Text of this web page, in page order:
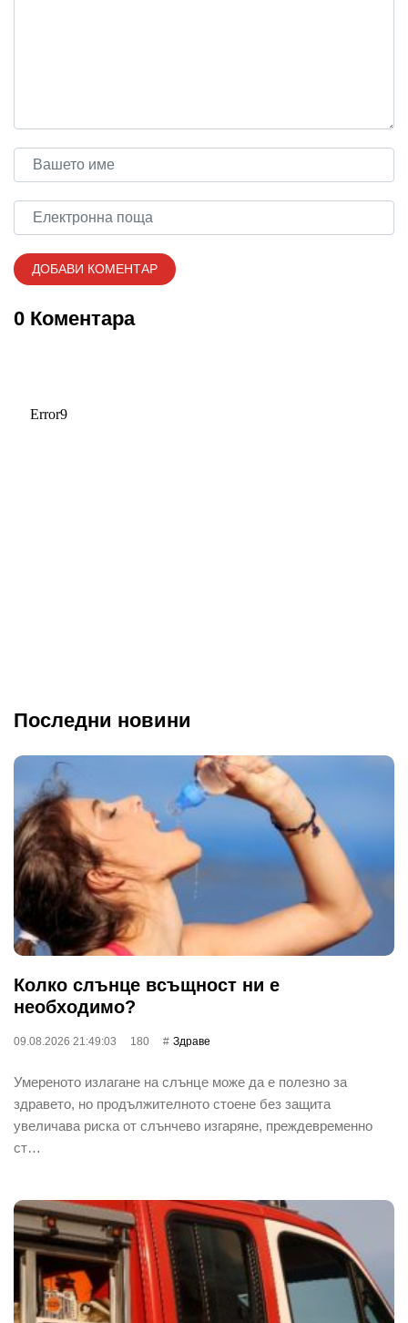
0 Коментара
Последни новини
Колко слънце всъщност ни е
необходимо?
09.08.2026 21:49:03 180 Здраве
Умереното излагане на слънце може да е полезно за
здравето, но продължителното стоене без защита
увеличава риска от слънчево изгаряне, преждевременно
ст…